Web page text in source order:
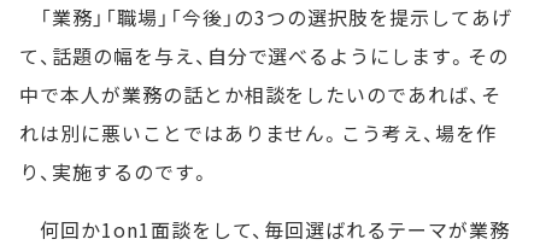
「業務」「職場」「今後」の3つの選択肢を提示してあげ
て、話題の幅を与え、自分で選べるようにします。その
中で本人が業務の話とか相談をしたいのであれば、そ
れは別に悪いことではありません。こう考え、場を作
り、実施するのです。
何回か1on1面談をして、毎回選ばれるテーマが業務